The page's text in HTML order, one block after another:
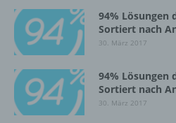
94% Lösungen
Sortiert nach
30. März 2017
94% Lösungen
Sortiert nach
30. März 2017
Verknüpfung, die
Löschen oder die
d) Einschränkung der
Einschränkung der
Markierung